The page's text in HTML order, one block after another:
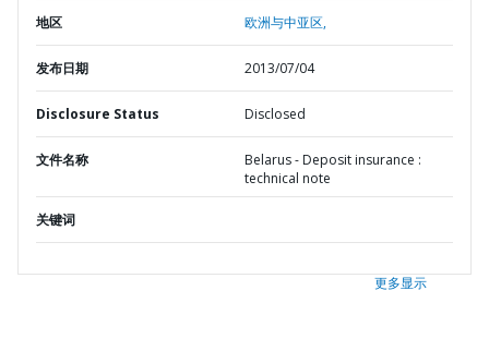
地区 欧洲与中亚区,
发布日期 2013/07/04
Disclosure Status Disclosed
文件名称
Belarus - Deposit insurance :
technical note
关键词
更多显示